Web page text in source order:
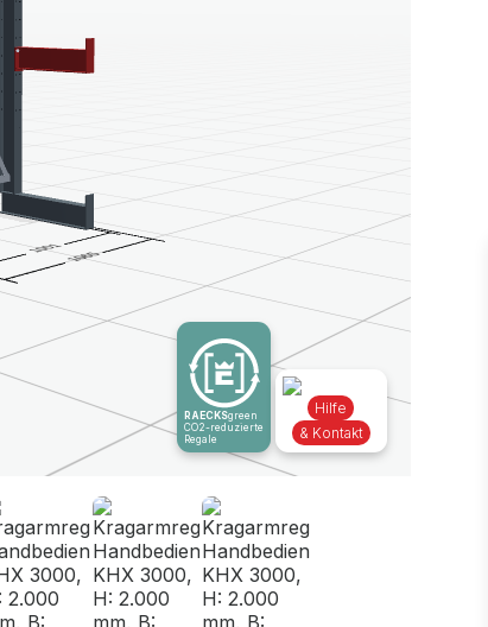
RAECKSgreen
CO2-reduzierte
Regale
Hilfe
& Kontakt